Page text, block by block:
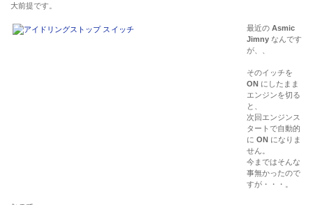
大前提です。
最近のAsmic
Jimny なんです
が、、
そのイッチを
ON にしたまま
エンジンを切る
と、
次回エンジンス
タートで自動的
にON になりま
せん。
今まではそんな
事無かったので
すが・・・。